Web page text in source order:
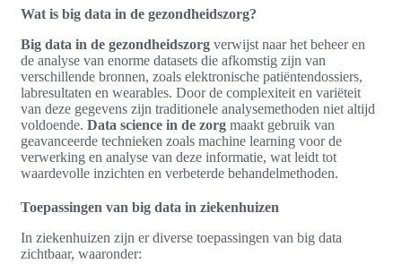
Wat is big data in de gezondheidszorg?
Big data in de gezondheidszorg verwijst naar het beheer en
de analyse van enorme datasets die afkomstig zijn van
verschillende bronnen, zoals elektronische patiëntendossiers,
labresultaten en wearables. Door de complexiteit en variëteit
van deze gegevens zijn traditionele analysemethoden niet altijd
voldoende. Data science in de zorg maakt gebruik van
geavanceerde technieken zoals machine learning voor de
verwerking en analyse van deze informatie, wat leidt tot
waardevolle inzichten en verbeterde behandelmethoden.
Toepassingen van big data in ziekenhuizen
In ziekenhuizen zijn er diverse toepassingen van big data
zichtbaar, waaronder: